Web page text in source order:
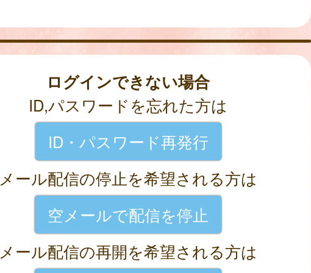
ログインできない場合
ID,パスワードを忘れた方は
ID・パスワード再発行
メール配信の停止を希望される方は
空メールで配信を停止
メール配信の再開を希望される方は